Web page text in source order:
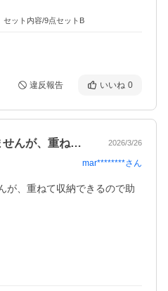
セット内容/9点セットB
違反報告 いいね 0
まだそんなに使っていませんが、重ねて収… 2026/3/26
mar********さん
が、重ねて収納できるので助